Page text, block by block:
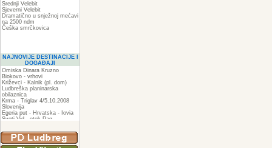
Srednji Velebit
Sjeverni Velebit
Dramatično u snježnoj mećavi
na 2500 ndm
Češka smrčkovica
NAJNOVIJE DESTINACIJE I
DOGAĐAJI
Omiska Dinara Kruzno
Biokovo - vrhovi
Križevci - Kalnik (pl. dom)
Ludbreška planinarska
obilaznica
Krma - Triglav 4/5.10.2008
Slovenija
Egeria put - Hrvatska - Iovia
Sveti Vid - otok Pag
ZIR
Podkilavac-Mudna dol-Hahlići-
Kolac-Podki